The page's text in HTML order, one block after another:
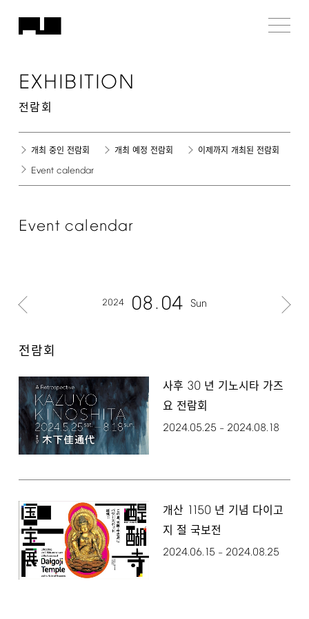
EXHIBITION
전람회
개최 중인 전람회 개최 예정 전람회 이제까지 개최된 전람회
Event calendar
Event calendar
2024 08 04 Sun
전람회
사후 30년 기노시타 가즈
요 전람회
2024.05.25 – 2024.08.18
개산 1150년 기념 다이고
지 절 국보전
2024.06.15 – 2024.08.25